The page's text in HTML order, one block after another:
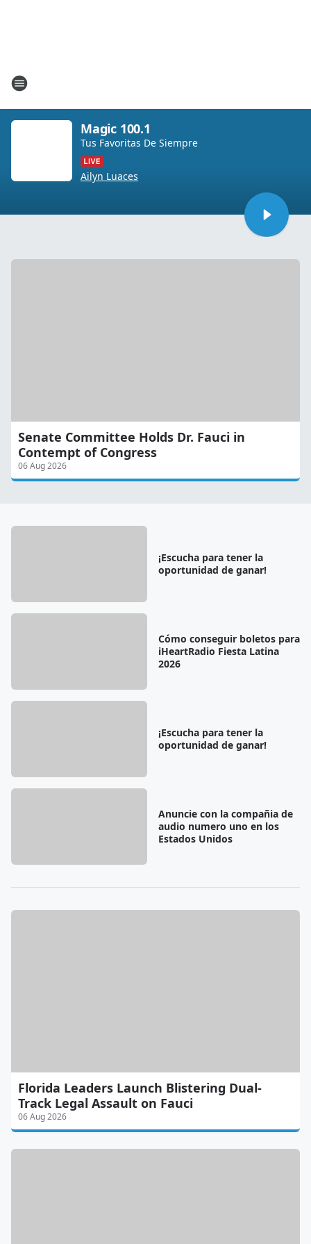
Magic 100.1
Tus Favoritas De Siempre
Ailyn Luaces
Senate Committee Holds Dr. Fauci in
Contempt of Congress
06 Aug 2026
¡Escucha para tener la
oportunidad de ganar!
Cómo conseguir boletos para
iHeartRadio Fiesta Latina
2026
¡Escucha para tener la
oportunidad de ganar!
Anuncie con la compañia de
audio numero uno en los
Estados Unidos
Florida Leaders Launch Blistering Dual-
Track Legal Assault on Fauci
06 Aug 2026